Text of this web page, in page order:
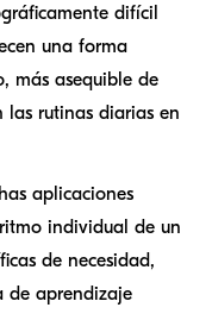
difícil
una forma
más asequible de
rutinas diarias en
aplicaciones
individual de un
de necesidad,
de aprendizaje